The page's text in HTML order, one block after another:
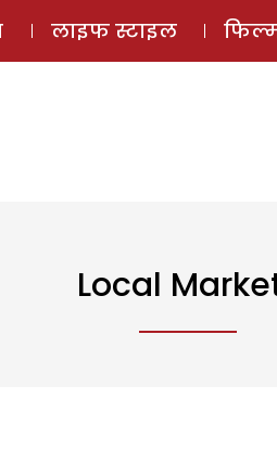
ई-
लाइफ स्टाइल
Local